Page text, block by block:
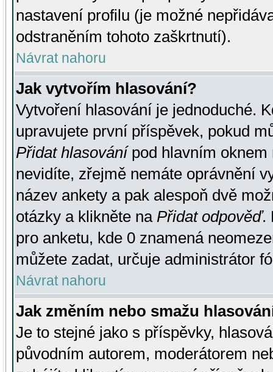
nastavení profilu (je možné
odstraněním tohoto zaškrtnutí).
Návrat nahoru
Jak vytvořím hlasování?
Vytvoření hlasování je jednoduché.
upravujete první příspěvek, pokud
Přidat hlasovánípod hlavním oknem
nevidíte, zřejmě nemáte oprávnění
název ankety a pak alespoň dvě
otázky a klikněte na Přidat odpověď.
pro anketu, kde 0 znamená
můžete zadat, určuje administrátor
Návrat nahoru
Jak změním nebo smažu
Je to stejné jako s příspěvky,
původním autorem, moderátorem